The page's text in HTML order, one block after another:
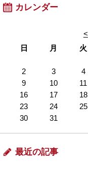
カレンダー
<
日
月 火
2
3 4
9
10 11
16
17 18
23
24 25
30
31
最近の記事